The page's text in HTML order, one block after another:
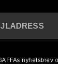
nyhetsbrev